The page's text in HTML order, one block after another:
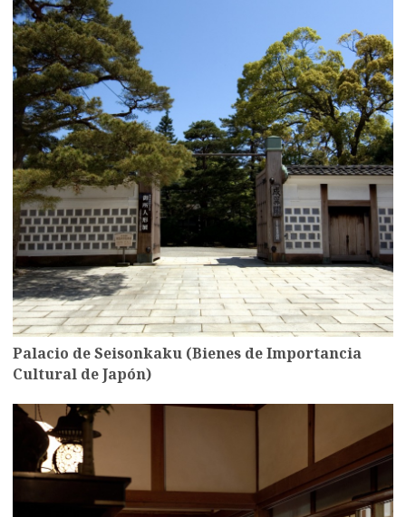
Palacio de Seisonkaku (Bienes de Importancia
Cultural de Japón)
more